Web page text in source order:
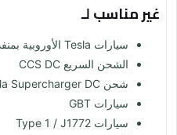
غير مناسب لـ
سيارات Tesla الأوروبية بمنفذ Type 2 / CCS2
الشحن السريع CCS DC
شحن Tesla Supercharger DC عبر Type 2
سيارات GBT
سيارات Type 1 / J1772